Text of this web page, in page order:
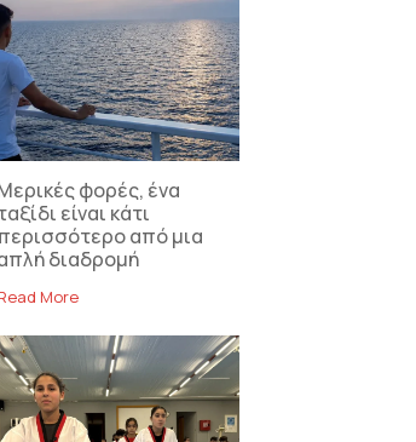
φορές, ένα
είναι κάτι
από μια
διαδρομή
More